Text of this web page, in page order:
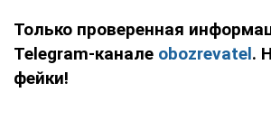
Только проверенная
Telegram-канале obozrevatel.
фейки!